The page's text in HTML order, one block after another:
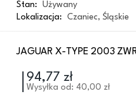
Stan:
Używany
Lokalizacja:
Czaniec, Śląskie
JAGUAR X-TYPE 2003
94,77 zł
Wysyłka od: 40,00 zł